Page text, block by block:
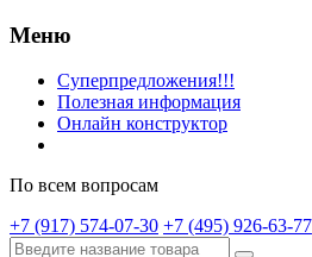
Меню
Суперпредложения!!!
Полезная информация
Онлайн конструктор
По всем вопросам
+7 (917) 574-07-30 +7 (495) 926-63-77